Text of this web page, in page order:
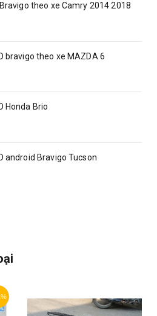
theo xe Camry 2014 2018
bravigo theo xe MAZDA 6
Honda Brio
android Bravigo Tucson